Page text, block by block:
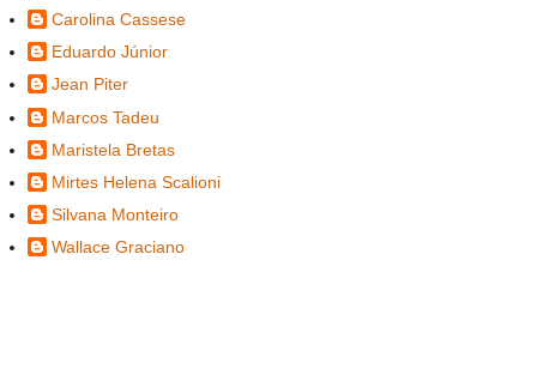
Carolina Cassese
Eduardo Júnior
Jean Piter
Marcos Tadeu
Maristela Bretas
Mirtes Helena Scalioni
Silvana Monteiro
Wallace Graciano